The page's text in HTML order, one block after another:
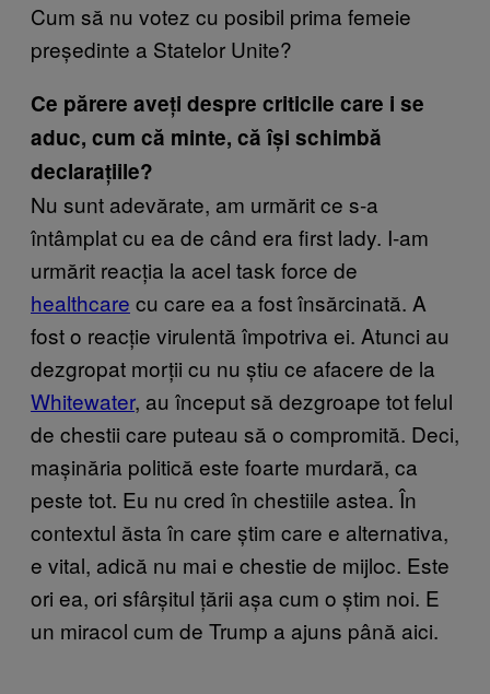
Cum să nu votez cu posibil prima femeie
președinte a Statelor Unite?
Ce părere aveți despre criticile care i se
aduc, cum că minte, că își schimbă
declarațiile?
Nu sunt adevărate, am urmărit ce s-a
întâmplat cu ea de când era first lady. I-am
urmărit reacția la acel task force de
healthcare cu care ea a fost însărcinată. A
fost o reacție virulentă împotriva ei. Atunci au
dezgropat morții cu nu știu ce afacere de la
Whitewater, au început să dezgroape tot felul
de chestii care puteau să o compromită. Deci,
mașinăria politică este foarte murdară, ca
peste tot. Eu nu cred în chestiile astea. În
contextul ăsta în care știm care e alternativa,
e vital, adică nu mai e chestie de mijloc. Este
ori ea, ori sfârșitul țării așa cum o știm noi. E
un miracol cum de Trump a ajuns până aici.